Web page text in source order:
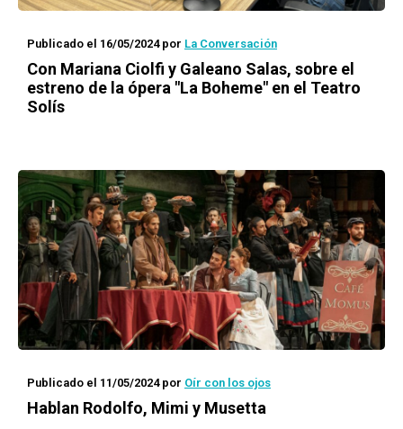
Publicado el 16/05/2024por La Conversación
Con Mariana Ciolfi y Galeano Salas, sobre el
estreno de la ópera "La Boheme" en el Teatro
Solís
Publicado el 11/05/2024por Oír con los ojos
Hablan Rodolfo, Mimi y Musetta